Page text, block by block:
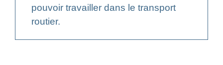
pouvoir travailler dans le transport
routier.